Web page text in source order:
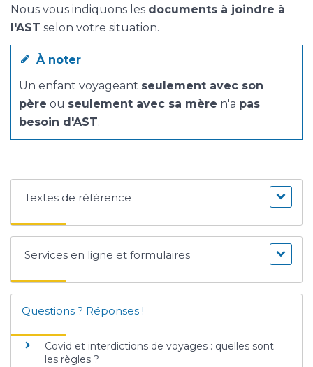
Nous vous indiquons les documents à joindre à
l'AST selon votre situation.
À noter
Un enfant voyageant seulement avec son
père ou seulement avec sa mère n'a pas
besoin d'AST.
Textes de référence
Services en ligne et formulaires
Questions ? Réponses !
Covid et interdictions de voyages : quelles sont
les règles ?